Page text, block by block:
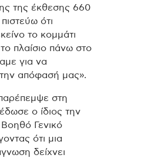
της έκθεσης 660
ότι
το κομμάτι
πλαίσιο πάνω στο
για να
απόφασή μας».
στη
ο ίδιος την
Γενικό
ότι μια
δείχνει